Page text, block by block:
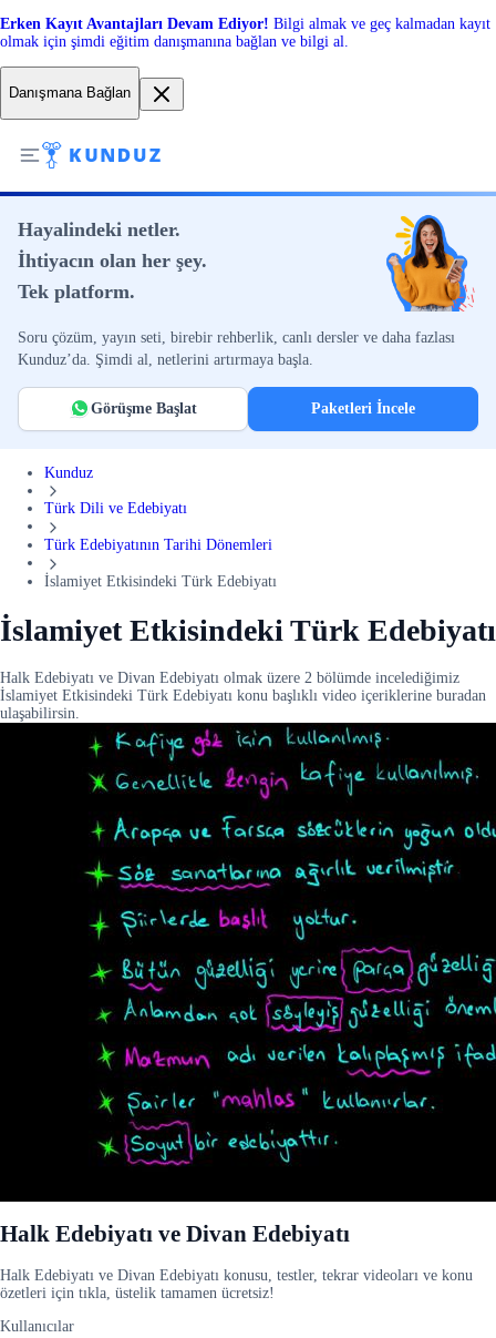
Erken Kayıt Avantajları Devam Ediyor! Bilgi almak ve geç kalmadan kayıt
olmak için şimdi eğitim danışmanına bağlan ve bilgi al.
Danışmana Bağlan
Hayalindeki netler.
İhtiyacın olan her şey.
Tek platform.
Soru çözüm, yayın seti, birebir rehberlik, canlı dersler ve daha fazlası
Kunduz’da. Şimdi al, netlerini artırmaya başla.
Görüşme Başlat Paketleri İncele
Kunduz
Türk Dili ve Edebiyatı
Türk Edebiyatının Tarihi Dönemleri
İslamiyet Etkisindeki Türk Edebiyatı
İslamiyet Etkisindeki Türk Edebiyatı
Halk Edebiyatı ve Divan Edebiyatı olmak üzere 2 bölümde incelediğimiz
İslamiyet Etkisindeki Türk Edebiyatı konu başlıklı video içeriklerine buradan
ulaşabilirsin.
Halk Edebiyatı ve Divan Edebiyatı
Halk Edebiyatı ve Divan Edebiyatı konusu, testler, tekrar videoları ve konu
özetleri için tıkla, üstelik tamamen ücretsiz!
Kullanıcılar